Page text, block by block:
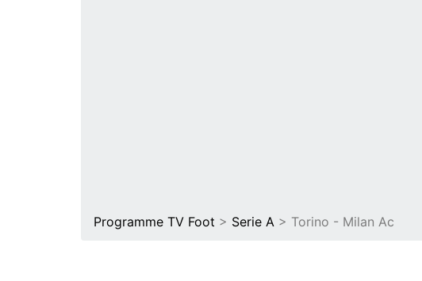
Programme TV Foot > Serie A > Torino - Milan Ac